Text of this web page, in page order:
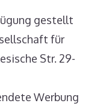
gestellt
für
Str. 29-
Werbung